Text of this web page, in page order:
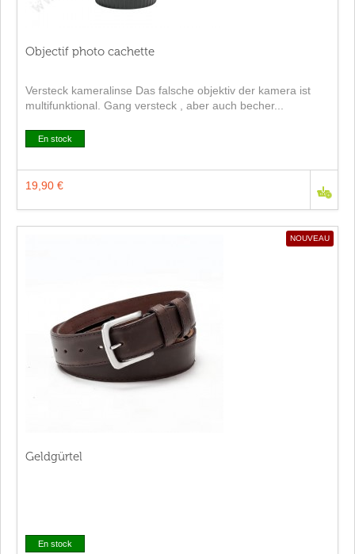
Objectif photo cachette
Versteck kameralinse Das falsche objektiv der kamera ist
multifunktional. Gang versteck , aber auch becher...
En stock
19,90 €
NOUVEAU
Geldgürtel
En stock